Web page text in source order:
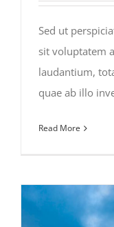
Sed ut
sit voluptatem
laudantium,
quae ab illo
Read More